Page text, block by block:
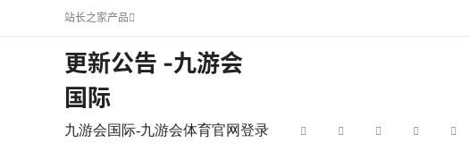
站长之家产品
更新公告 -九游会
国际
九游会国际-九游会体育官网登录